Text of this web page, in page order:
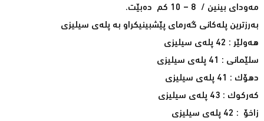
مەوداى بینین / 8 – 10 کم دەبێت.
بەرزترین پلەکانی گەرمای پێشبینیکراو بە پلەی سیلیزی
هەولێر : 42 پلەی سیلیزی
سلێمانی : 41 پلەی سیلیزی
دهۆک : 41 پلەی سیلیزی
کەرکوک : 43 پلەی سیلیزی
زاخۆ : 42 پلەی سیلیزی